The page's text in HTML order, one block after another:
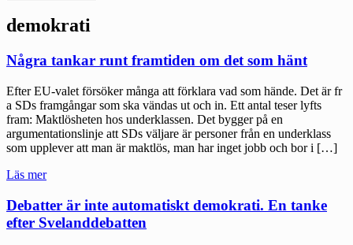
demokrati
Några tankar runt framtiden om det som hänt
Efter EU-valet försöker många att förklara vad som hände. Det är fr
a SDs framgångar som ska vändas ut och in. Ett antal teser lyfts
fram: Maktlösheten hos underklassen. Det bygger på en
argumentationslinje att SDs väljare är personer från en underklass
som upplever att man är maktlös, man har inget jobb och bor i […]
Läs mer"Några
runt
framtiden
om
Debatter är inte automatiskt demokrati. En tanke
efter Svelanddebatten